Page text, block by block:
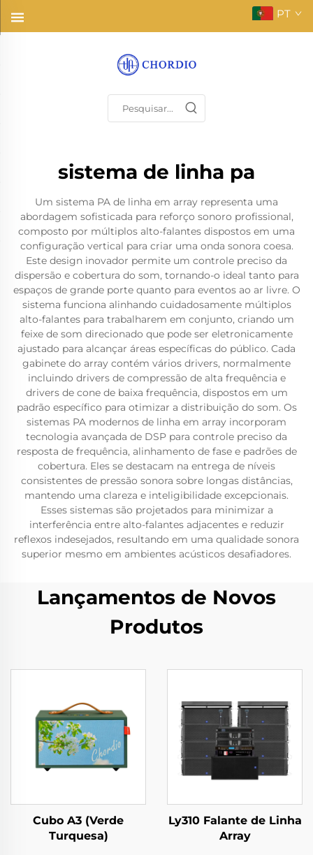
PT
sistema de linha pa
Um sistema PA de linha em array representa uma
abordagem sofisticada para reforço sonoro profissional,
composto por múltiplos alto-falantes dispostos em uma
configuração vertical para criar uma onda sonora coesa.
Este design inovador permite um controle preciso da
dispersão e cobertura do som, tornando-o ideal tanto para
espaços de grande porte quanto para eventos ao ar livre. O
sistema funciona alinhando cuidadosamente múltiplos
alto-falantes para trabalharem em conjunto, criando um
feixe de som direcionado que pode ser eletronicamente
ajustado para alcançar áreas específicas do público. Cada
gabinete do array contém vários drivers, normalmente
incluindo drivers de compressão de alta frequência e
drivers de cone de baixa frequência, dispostos em um
padrão específico para otimizar a distribuição do som. Os
sistemas PA modernos de linha em array incorporam
tecnologia avançada de DSP para controle preciso da
resposta de frequência, alinhamento de fase e padrões de
cobertura. Eles se destacam na entrega de níveis
consistentes de pressão sonora sobre longas distâncias,
mantendo uma clareza e inteligibilidade excepcionais.
Esses sistemas são projetados para minimizar a
interferência entre alto-falantes adjacentes e reduzir
reflexos indesejados, resultando em uma qualidade sonora
superior mesmo em ambientes acústicos desafiadores.
Lançamentos de Novos
Produtos
Cubo A3 (Verde
Turquesa)
Ly310 Falante de Linha
Array